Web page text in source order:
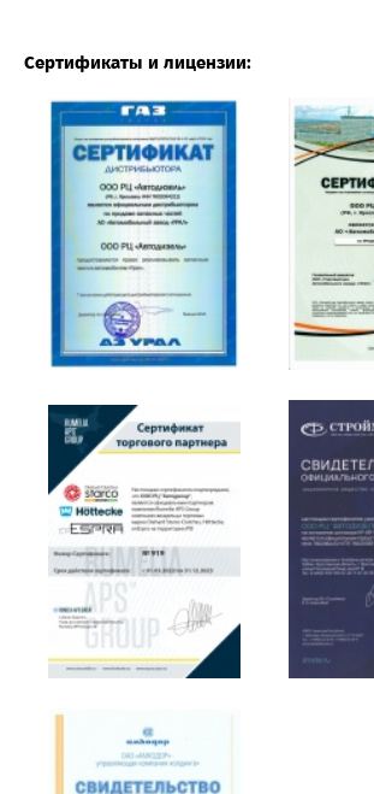
Сертификаты и лицензии: